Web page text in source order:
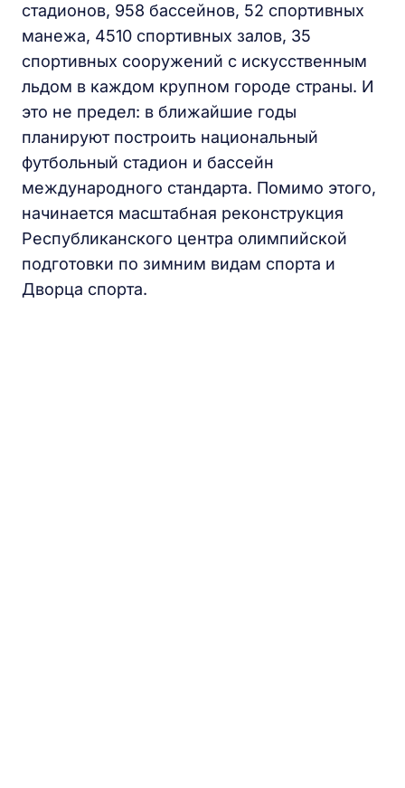
стадионов, 958 бассейнов, 52 спортивных
манежа, 4510 спортивных залов, 35
спортивных сооружений с искусственным
льдом в каждом крупном городе страны. И
это не предел: в ближайшие годы
планируют построить национальный
футбольный стадион и бассейн
международного стандарта. Помимо этого,
начинается масштабная реконструкция
Республиканского центра олимпийской
подготовки по зимним видам спорта и
Дворца спорта.